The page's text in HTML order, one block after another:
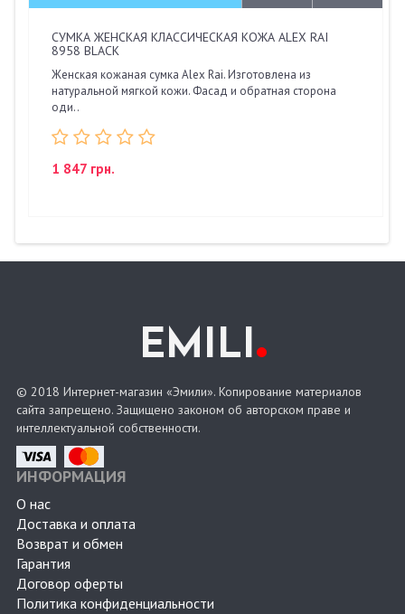
СУМКА ЖЕНСКАЯ КЛАССИЧЕСКАЯ КОЖА ALEX RAI
8958 BLACK
Женская кожаная сумка Alex Rai. Изготовлена из
натуральной мягкой кожи. Фасад и обратная сторона
оди..
1 847 грн.
EMILI.
© 2018 Интернет-магазин «Эмили». Копирование материалов
сайта запрещено. Защищено законом об авторском праве и
интеллектуальной собственности.
ИНФОРМАЦИЯ
О нас
Доставка и оплата
Возврат и обмен
Гарантия
Договор оферты
Политика конфиденциальности